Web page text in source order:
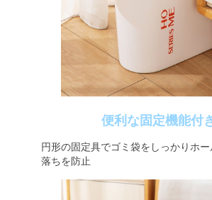
便利な固定機能付
円形の固定具でゴミ袋をしっかりホ
落ちを防止